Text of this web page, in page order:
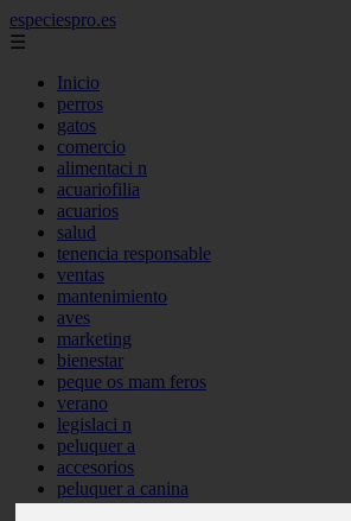
especiespro.es
☰
Inicio
perros
gatos
comercio
alimentaci n
acuariofilia
acuarios
salud
tenencia responsable
ventas
mantenimiento
aves
marketing
bienestar
peque os mam feros
verano
legislaci n
peluquer a
accesorios
peluquer a canina
complementos